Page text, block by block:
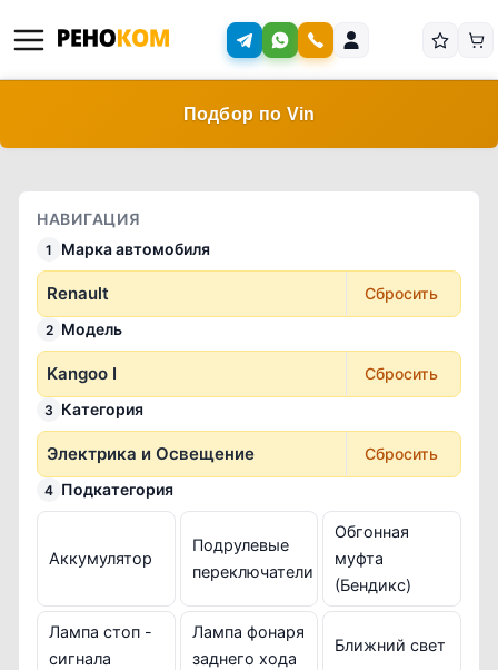
Подбор по Vin
НАВИГАЦИЯ
1 Марка автомобиля
Renault Сбросить
2 Модель
Kangoo I Сбросить
3 Категория
Электрика и Освещение Сбросить
4 Подкатегория
Аккумулятор
Подрулевые
переключатели
Обгонная
муфта
(Бендикс)
Лампа стоп -
сигнала
Лампа фонаря
заднего хода
Ближний свет